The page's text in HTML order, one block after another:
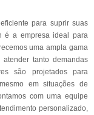
para suprir suas
é a empresa ideal para
uma ampla gama
tanto demandas
são projetados para
em situações de
com uma equipe
personalizado,